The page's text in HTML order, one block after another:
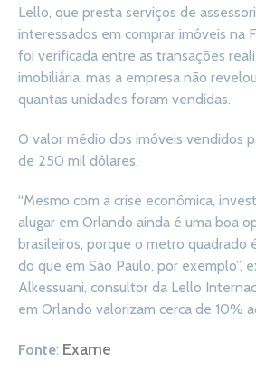
Lello, que presta serviços de
interessados em comprar imóveis na
foi verificada entre as transações
imobiliária, mas a empresa não
quantas unidades foram vendidas.
O valor médio dos imóveis vendidos
de 250 mil dólares.
“Mesmo com a crise econômica,
alugar em Orlando ainda é uma boa
brasileiros, porque o metro quadrado
do que em São Paulo, por exemplo”,
Alkessuani, consultor da Lello
em Orlando valorizam cerca de 10%
Fonte: Exame